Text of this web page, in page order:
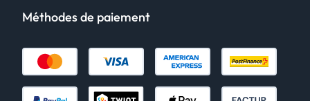
Méthodes de paiement